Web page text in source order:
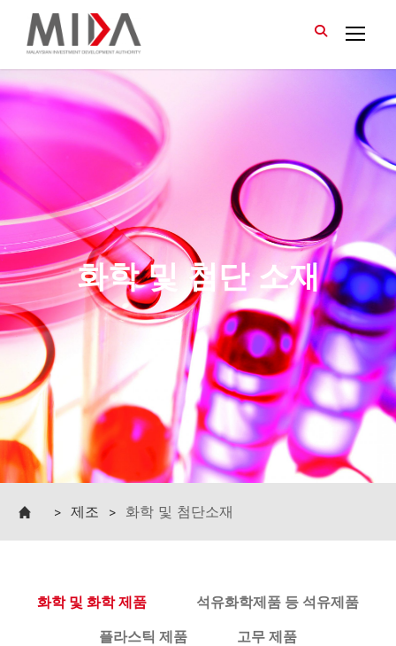
> 제조 > 화학 및 첨단소재
화학 및 화학 제품 석유화학제품 등 석유제품
플라스틱 제품 고무 제품